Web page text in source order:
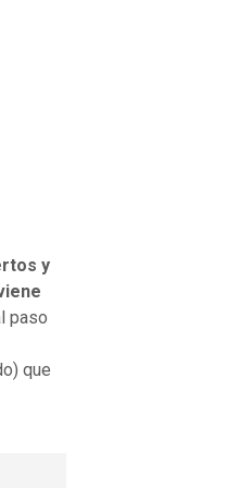
y
paso
que